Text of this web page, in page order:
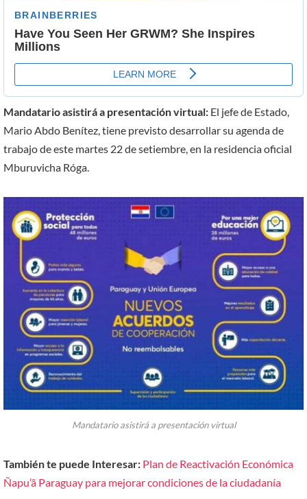
Mandatario asistirá a presentación virtual: El jefe de Estado,
Mario Abdo Benítez, tiene previsto desarrollar su agenda de
trabajo de este martes 22 de setiembre, en la residencia oficial
Mburuvicha Róga.
Mandatario asistirá a presentación virtual
También te puede Interesar: Plan de Reactivación Económica
Ñapu’ã Paraguay para mejorar condiciones de la ciudadanía